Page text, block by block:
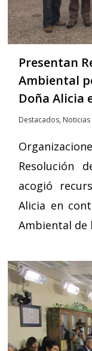
Presentan
Ambiental
Doña Alicia
Destacados, Noticias
Resolución
acogió
Alicia en
Ambiental de